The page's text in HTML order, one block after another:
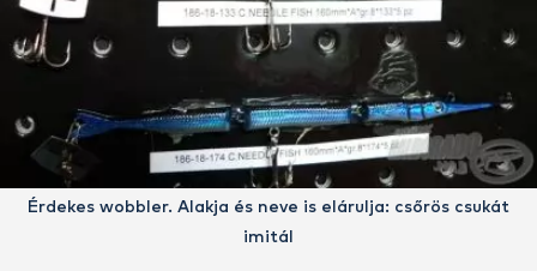
Érdekes wobbler. Alakja és neve is elárulja: csőrös csukát
imitál